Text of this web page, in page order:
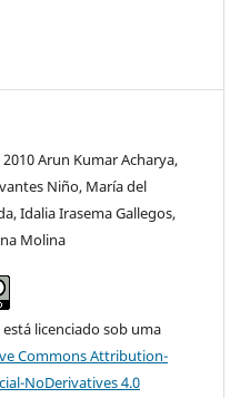
Arun Kumar Acharya,
Niño, María del
Idalia Irasema Gallegos,
Molina
licenciado sob uma
Commons Attribution-
NoDerivatives 4.0